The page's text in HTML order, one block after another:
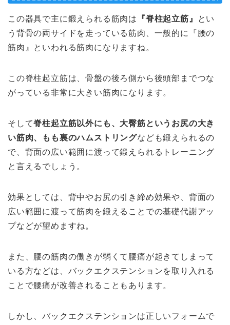
この器具で主に鍛えられる筋肉は 『脊柱起立筋』
とい
う背骨の両サイドを走っている筋肉、一般的に『腰の
筋肉』といわれる筋肉になりますね。
この脊柱起立筋は、骨盤の後ろ側から後頭部までつな
がっている非常に大きい筋肉になります。
そして脊柱起立筋以外にも、大臀筋というお尻の大き
い筋肉、もも裏のハムストリングなども鍛えられるの
で、背面の広い範囲に渡って鍛えられるトレーニング
と言えるでしょう。
効果としては、背中やお尻の引き締め効果や、背面の
広い範囲に渡って筋肉を鍛えることでの基礎代謝アッ
プなどが望めますね。
また、腰の筋肉の働きが弱くて腰痛が起きてしまって
いる方などは、バックエクステンションを取り入れる
ことで腰痛が改善されることもあります。
しかし、バックエクステンションは正しいフォームで